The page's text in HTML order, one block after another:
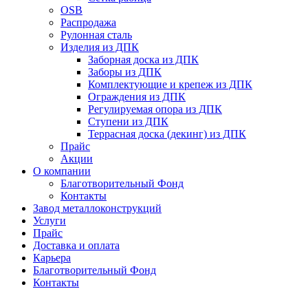
OSB
Распродажа
Рулонная сталь
Изделия из ДПК
Заборная доска из ДПК
Заборы из ДПК
Комплектующие и крепеж из ДПК
Ограждения из ДПК
Регулируемая опора из ДПК
Ступени из ДПК
Террасная доска (декинг) из ДПК
Прайс
Акции
О компании
Благотворительный Фонд
Контакты
Завод металлоконструкций
Услуги
Прайс
Доставка и оплата
Карьера
Благотворительный Фонд
Контакты